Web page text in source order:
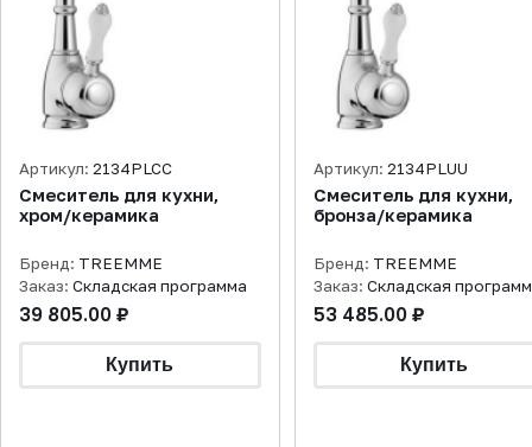
Артикул: 2134PLCC
Смеситель для кухни,
хром/керамика
Бренд: TREEMME
Заказ: Складская программа
39 805.00 ₽
Артикул: 2134PLUU
Смеситель для кухни,
бронза/керамика
Бренд: TREEMME
Заказ: Складская
53 485.00 ₽